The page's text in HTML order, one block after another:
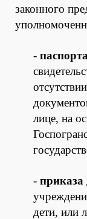
законного
- паспорта
лице, на
- приказа
дети, или